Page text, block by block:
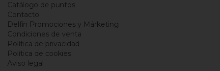
Catálogo de puntos
Contacto
Delfín Promociones y Márketing
Condiciones de venta
Política de privacidad
Política de cookies
Aviso legal